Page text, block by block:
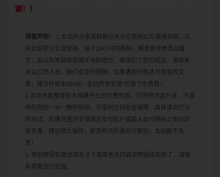
谢！）
郑重声明：
1.本站所分享资料部分来自互联网公开渠道获取，仅
供会员学习交流使用，请于24小时内删除，尊重原作者及出版
方，如认为本站有使用不当的地方，或侵犯了您的权益，请联系
本站工作人员，我们会及时删除。如果遇到付费才可观看的文
章，建议升级本站VIP，全站所有资源“任意下免费看”。
2.本站收集整理各大网赚平台的付费资源，仅提供资源分享，不提
供任何的一对一教学指导，不提供任何收益保障，具体请自行分
辨测试，如遇充值环节或绑定支付账户或输入支付密码之类的异
常步骤，建议停止操作，是否有风险请自行甄别，本站概不负
责！
3. 有的教程如果出现无法下载或者无内容说明链接失效了，请联
系客服进行处理。